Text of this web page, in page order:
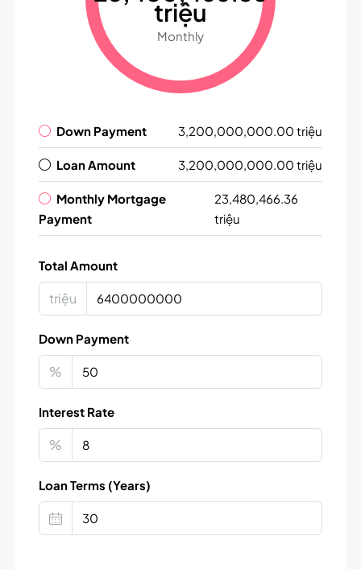
triệu
Monthly
Down Payment 3,200,000,000.00 triệu
Loan Amount 3,200,000,000.00 triệu
Monthly Mortgage
Payment
23,480,466.36
triệu
Total Amount
triệu
Down Payment
%
Interest Rate
%
Loan Terms (Years)